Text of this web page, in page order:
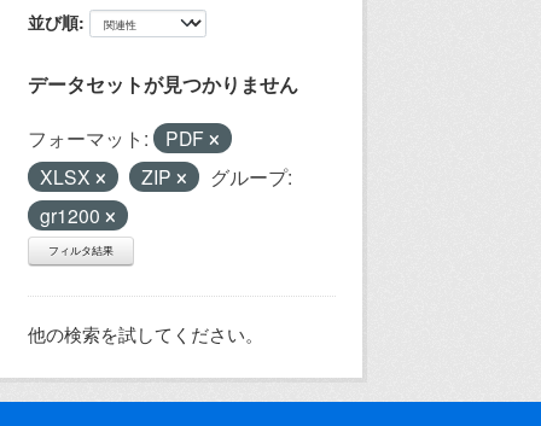
並び順
データセットが見つかりません
フォーマット:
PDF
XLSX
ZIP
グループ:
gr1200
フィルタ結果
他の検索を試してください。